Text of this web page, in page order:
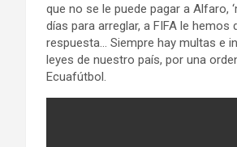
que no se le puede pagar a Alfaro,
días para arreglar, a FIFA le
respuesta… Siempre hay multas e
leyes de nuestro país, por una
Ecuafútbol.